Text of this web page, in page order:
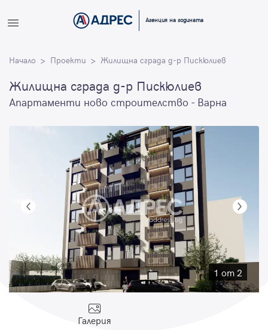
Агенция на годината
Начало Проекти Жилищна сграда д-р Пискюлиев
Жилищна сграда д-р Пискюлиев
Апартаменти ново строителство - Варна
1 от 2
Галерия
Вход
получите по-подробна информация.
Продължи с Facebook
Продължи с Google
или влезте с имейл
Имейл
Парола